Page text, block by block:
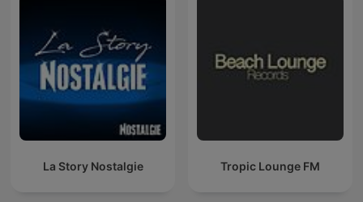
La Story Nostalgie Tropic Lounge FM